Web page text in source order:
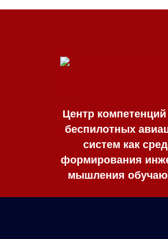
Центр
беспилотных
систем как
формирования
мышления